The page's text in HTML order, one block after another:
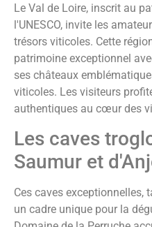
Le Val de Loire, inscrit au
l'UNESCO, invite les
trésors viticoles. Cette
patrimoine exceptionnel
ses châteaux
viticoles. Les visiteurs
authentiques au cœur des
Les caves
Saumur et
Ces caves
un cadre unique pour la